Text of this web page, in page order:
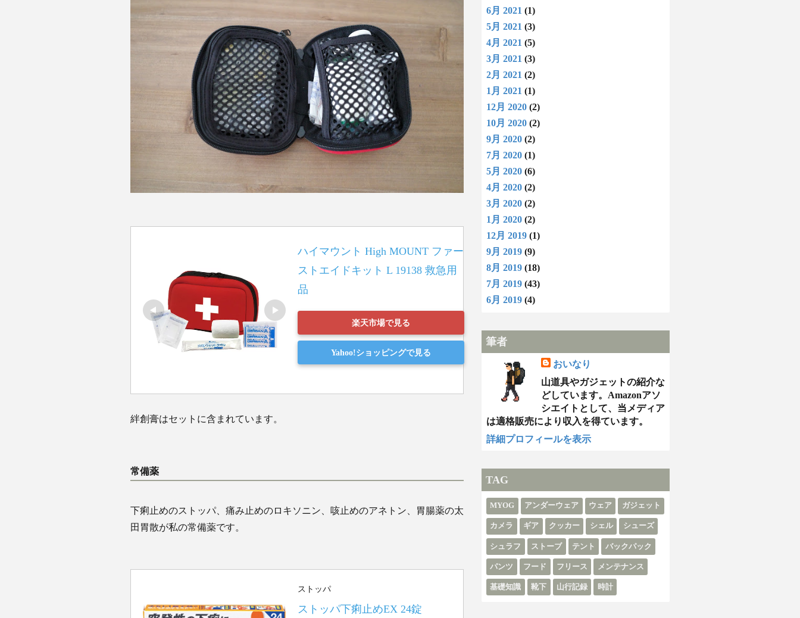
ハイマウント High MOUNT ファー
ストエイドキット L 19138 救急用
品
楽天市場で見る
Yahoo!ショッピングで見る
絆創膏はセットに含まれています。
常備薬
下痢止めのストッパ、痛み止めのロキソニン、咳止めのアネトン、胃腸薬の太
田胃散が私の常備薬です。
ストッパ
ストッパ下痢止めEX 24錠
6月 2021 (1)
5月 2021 (3)
4月 2021 (5)
3月 2021 (3)
2月 2021 (2)
1月 2021 (1)
12月 2020 (2)
10月 2020 (2)
9月 2020 (2)
7月 2020 (1)
5月 2020 (6)
4月 2020 (2)
3月 2020 (2)
1月 2020 (2)
12月 2019 (1)
9月 2019 (9)
8月 2019 (18)
7月 2019 (43)
6月 2019 (4)
筆者
おいなり
山道具やガジェットの紹介な
どしています。Amazonアソ
シエイトとして、当メディア
は適格販売により収入を得ています。
詳細プロフィールを表示
TAG
MYOG アンダーウェア ウェア ガジェット
カメラ ギア クッカー シェル シューズ
シュラフ ストーブ テント バックパック
パンツ フード フリース メンテナンス
基礎知識 靴下 山行記録 時計